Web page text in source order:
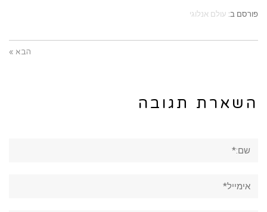
פורסם ב: עולם אנלוגי
הבא »
השארת תגובה